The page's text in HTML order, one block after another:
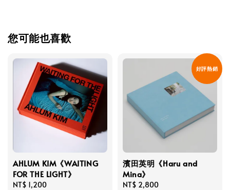
您可能也喜歡
AHLUM KIM《WAITING
FOR THE LIGHT》
Regular
NT$ 1,200
好評熱銷
濱田英明《Haru and
Mina》
Regular
NT$ 2,800